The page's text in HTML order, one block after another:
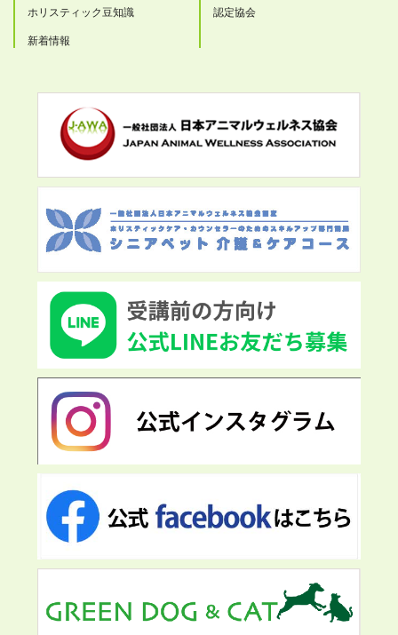
ホリスティック豆知識
新着情報
認定協会